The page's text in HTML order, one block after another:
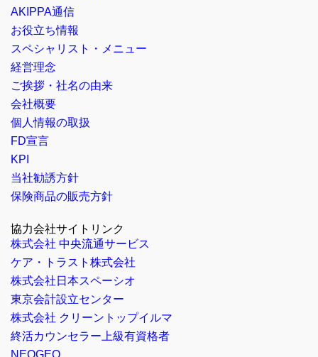
AKIPPA通信
お役立ち情報
スペシャリスト・メニュー
経営理念
ご挨拶・社名の由来
会社概要
個人情報の取扱
FD宣言
KPI
当社勧誘方針
保険商品の販売方針
協力会社サイトリンク
株式会社 中央流通サービス
ケア・トラスト株式会社
株式会社日本スペーシオ
東京会計設立センター
株式会社 クリーントップイルマ
終活カウンセラー上級有資格者
NEOGEO